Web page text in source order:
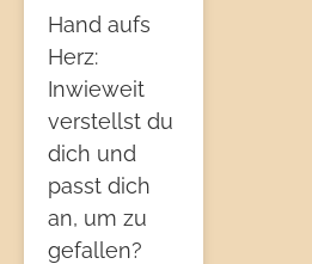
Hand aufs
Herz:
Inwieweit
verstellst du
dich und
passt dich
an, um zu
gefallen?